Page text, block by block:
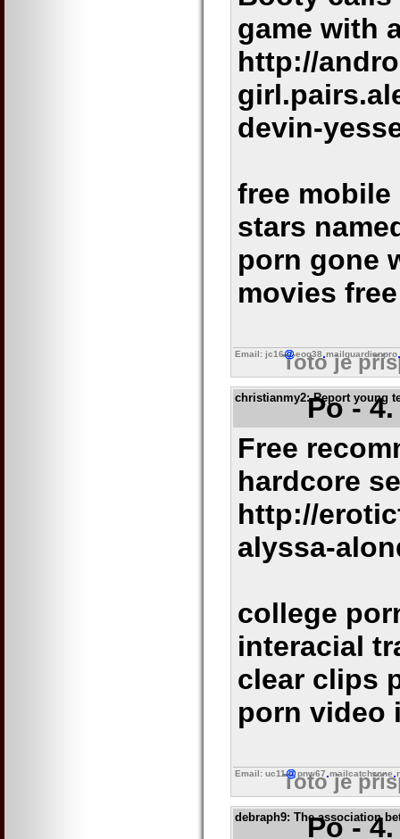
game with
http://
devin-
free
stars
porn gone
movies free
Email: jc16 eog38 mailguardianpro
Toto je
christianmy2: Report young
Po -
Free
hardcore
http://
alyssa-
college
interacial
clear clips
porn video
Email: uc11 pnw67 mailcatchzone
Toto je
debraph9: The association
Po -